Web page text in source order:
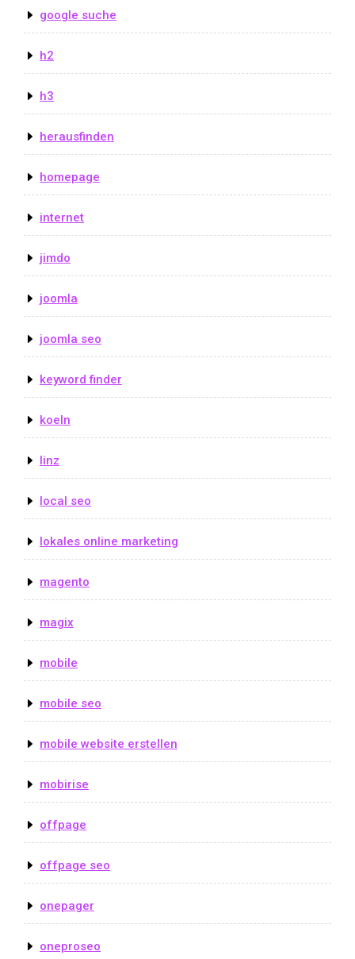
google suche
h2
h3
herausfinden
homepage
internet
jimdo
joomla
joomla seo
keyword finder
koeln
linz
local seo
lokales online marketing
magento
magix
mobile
mobile seo
mobile website erstellen
mobirise
offpage
offpage seo
onepager
oneproseo